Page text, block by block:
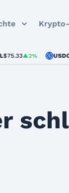
▲2% USDC